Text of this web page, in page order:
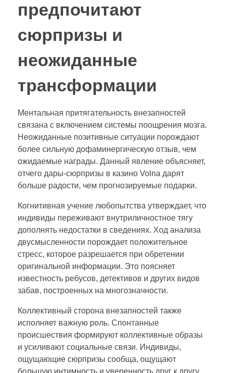
предпочитают
сюрпризы и
неожиданные
трансформации
Ментальная притягательность внезапностей
связана с включением системы поощрения мозга.
Неожиданные позитивные ситуации порождают
более сильную дофаминергическую отзыв, чем
ожидаемые награды. Данный явление объясняет,
отчего дары-сюрпризы в казино Volna дарят
больше радости, чем прогнозируемые подарки.
Когнитивная учение любопытства утверждает, что
индивиды переживают внутриличностное тягу
дополнять недостатки в сведениях. Ход анализа
двусмысленности порождает положительное
стресс, которое разрешается при обретении
оригинальной информации. Это поясняет
известность ребусов, детективов и других видов
забав, построенных на многозначности.
Коллективный сторона внезапностей также
исполняет важную роль. Спонтанные
происшествия формируют коллективные образы
и усиливают социальные связи. Индивиды,
ощущающие сюрпризы сообща, ощущают